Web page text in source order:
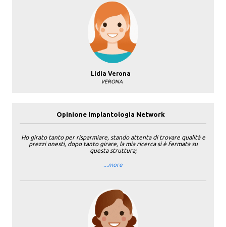
Lidia Verona
VERONA
Opinione Implantologia Network
Ho girato tanto per risparmiare, stando attenta di trovare qualità e
prezzi onesti, dopo tanto girare, la mia ricerca si è fermata su
questa struttura;
...more